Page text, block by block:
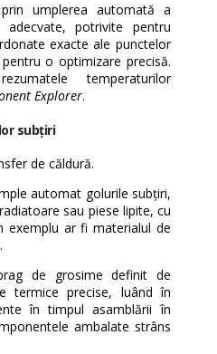
umplerea automată a
potrivite pentru
exacte ale punctelor
o optimizare precisă.
temperaturilor
Explorer.
subțiri
de căldură.
automat golurile subțiri,
sau piese lipite, cu
exemplu ar fi materialul de
de grosime definit de
termice precise, luând în
în timpul asamblării în
ambalate strâns